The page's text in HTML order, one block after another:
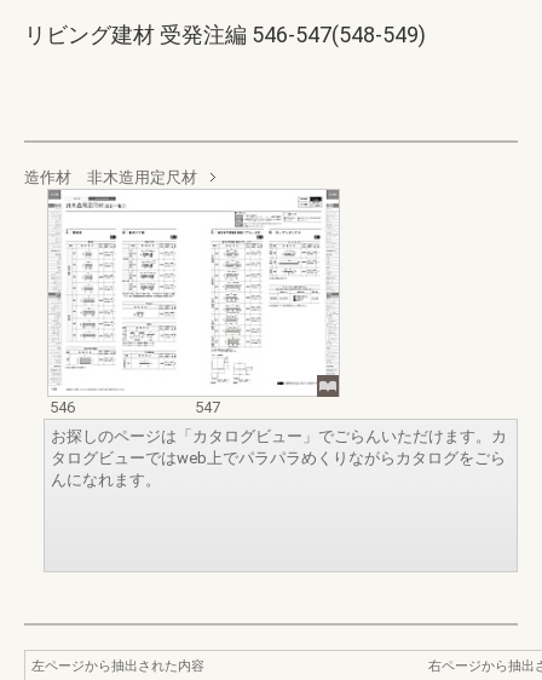
リビング建材 受発注編 546-547(548-549)
造作材 非木造用定尺材
546
547
お探しのページは「カタログビュー」でごらんいただけます。カ
タログビューではweb上でパラパラめくりながらカタログをごら
んになれます。
左ページから抽出された内容
右ページから抽出